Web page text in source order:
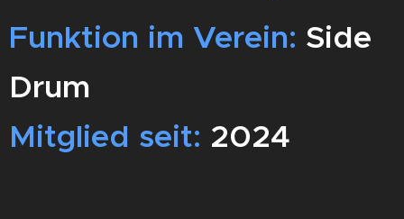
Funktion im Verein: Side
Drum
Mitglied seit: 2024